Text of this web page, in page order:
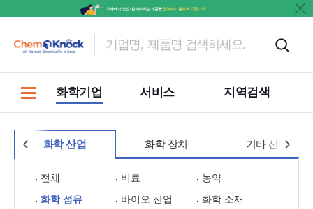
화학기업 서비스 지역검색
화학 산업 화학 장치 기타 산업
전체 비료
농약
화학 섬유
바이오 산업
화학 소재